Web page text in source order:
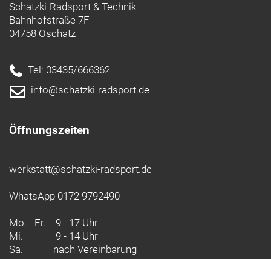
20mm Rise
Vorbau: LEADTEC Alloy 50mm, +10°, 25.4 clamp
Griffe: Syncros Grips Kids100/80
Pedale: Kids pedal, w/Reflector
Gewicht: 7,9 kg
Schatzki-Radsport & Technik
Bahnhofstraße 7F
04758 Oschatz
Tel: 03435/666362
info@schatzki-radsport.de
Öffnungszeiten
werkstatt@schatzki-radsport.de
WhatsApp 0172 9792490
Mo. - Fr. 9 - 17 Uhr
Mi.
9 - 14 Uhr
Sa.
nach Vereinbarung